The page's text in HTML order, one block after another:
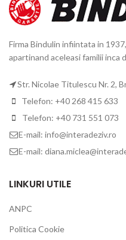
Firma Bindulin infiintata in
apartinand aceleasi familii inca
Str. Nicolae Titulescu Nr. 2,
Telefon: +40 268 415 633
Telefon: +40 731 551 073
E-mail: info@interadeziv.ro
E-mail:
LINKURI UTILE
ANPC
Politica Cookie